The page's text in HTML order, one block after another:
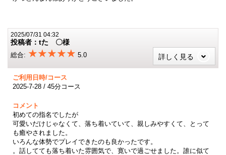
2025/07/31 04:32
投稿者：tた 〇様
総合: ★★★★★ 5.0 詳しく見る
ご利用日時/コース
2025-7-28 / 45分コース
コメント
初めての指名でしたが
可愛いだけじゃなくて、落ち着いていて、親しみやすくて、とって
も癒やされました。
いろんな体勢でプレイできたのも良かったです。
。話してても落ち着いた雰囲気で、寛いで過ごせました。誰に似て